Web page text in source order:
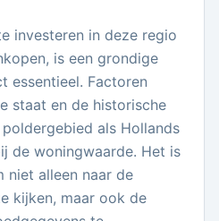
investeren in deze regio
is een grondige
essentieel. Factoren
staat en de historische
als Hollands
de woningwaarde. Het is
niet alleen naar de
kijken, maar ook de